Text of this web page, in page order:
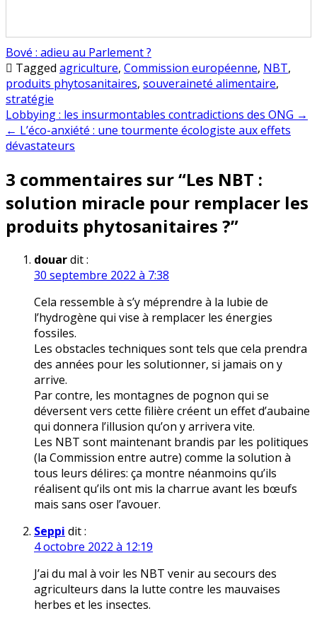
Bové : adieu au Parlement ?
Tagged agriculture, Commission européenne, NBT,
produits phytosanitaires, souveraineté alimentaire,
stratégie
Navigation
de
Lobbying : les insurmontables contradictions des ONG →
← L’éco-anxiété : une tourmente écologiste aux effets
dévastateurs
3 commentaires sur “Les NBT :
solution miracle pour remplacer les
produits phytosanitaires ?”
douardit :
30 septembre 2022 à 7:38
Cela ressemble à s’y méprendre à la lubie de
l’hydrogène qui vise à remplacer les énergies
fossiles.
Les obstacles techniques sont tels que cela prendra
des années pour les solutionner, si jamais on y
arrive.
Par contre, les montagnes de pognon qui se
déversent vers cette filière créent un effet d’aubaine
qui donnera l’illusion qu’on y arrivera vite.
Les NBT sont maintenant brandis par les politiques
(la Commission entre autre) comme la solution à
tous leurs délires: ça montre néanmoins qu’ils
réalisent qu’ils ont mis la charrue avant les bœufs
mais sans oser l’avouer.
Seppi dit :
4 octobre 2022 à 12:19
J’ai du mal à voir les NBT venir au secours des
agriculteurs dans la lutte contre les mauvaises
herbes et les insectes.